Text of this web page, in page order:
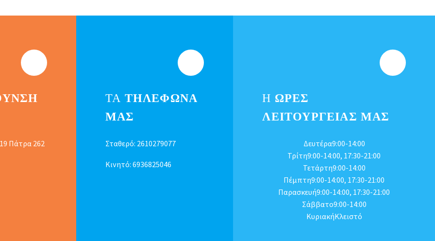
Πάτρα 262
ΤΑ ΤΗΛΕΦΩΝΑ
ΜΑΣ
Σταθερό: 2610279077
Κινητό: 6936825046
Η ΩΡΕΣ
ΛΕΙΤΟΥΡΓΕΊΑΣ ΜΑΣ
Δευτέρα9:00-14:00
Τρίτη9:00-14:00, 17:30-21:00
Τετάρτη9:00-14:00
Πέμπτη9:00-14:00, 17:30-21:00
Παρασκευή9:00-14:00, 17:30-21:00
Σάββατο9:00-14:00
ΚυριακήΚλειστό